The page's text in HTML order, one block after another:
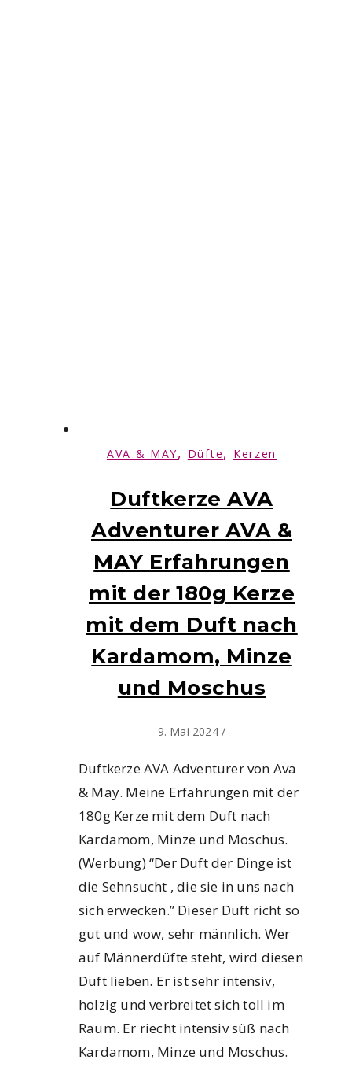
AVA & MAY, Düfte, Kerzen
Duftkerze AVA
Adventurer AVA &
MAY Erfahrungen
mit der 180g Kerze
mit dem Duft nach
Kardamom, Minze
und Moschus
9. Mai 2024 /
Duftkerze AVA Adventurer von Ava
& May. Meine Erfahrungen mit der
180g Kerze mit dem Duft nach
Kardamom, Minze und Moschus.
(Werbung) “Der Duft der Dinge ist
die Sehnsucht , die sie in uns nach
sich erwecken.” Dieser Duft richt so
gut und wow, sehr männlich. Wer
auf Männerdüfte steht, wird diesen
Duft lieben. Er ist sehr intensiv,
holzig und verbreitet sich toll im
Raum. Er riecht intensiv süß nach
Kardamom, Minze und Moschus.